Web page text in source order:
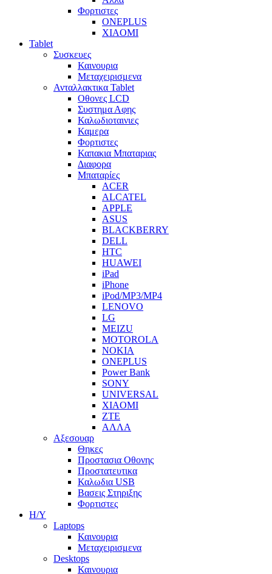
Φορτιστες
ONEPLUS
XIAOMI
Tablet
Συσκευες
Καινουρια
Μεταχειρισμενα
Ανταλλακτικα Tablet
Οθονες LCD
Συστημα Αφης
Καλωδιοταινιες
Καμερα
Φορτιστες
Καπακια Μπαταριας
Διαφορα
Μπαταρίες
ACER
ALCATEL
APPLE
ASUS
BLACKBERRY
DELL
HTC
HUAWEI
iPad
iPhone
iPod/MP3/MP4
LENOVO
LG
MEIZU
MOTOROLA
NOKIA
ONEPLUS
Power Bank
SONY
UNIVERSAL
XIAOMI
ZTE
ΑΛΛΑ
Αξεσουαρ
Θηκες
Προστασια Οθονης
Προστατευτικα
Καλωδια USB
Βασεις Στηριξης
Φορτιστες
Η/Υ
Laptops
Καινουρια
Μεταχειρισμενα
Desktops
Καινουρια